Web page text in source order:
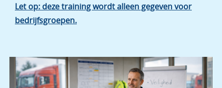
Let op: deze training wordt alleen gegeven voor
bedrijfsgroepen.